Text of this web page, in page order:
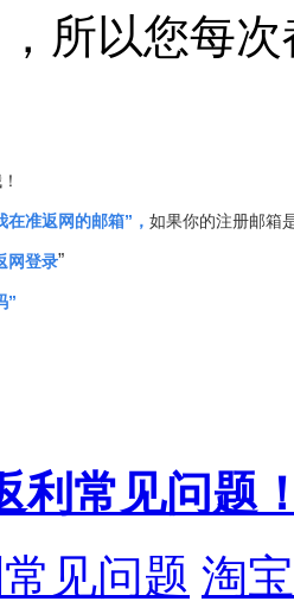
所以您每
在准返网的邮箱”， 如果你的注册邮箱
网登录”
”
利常见问题
见问题 淘